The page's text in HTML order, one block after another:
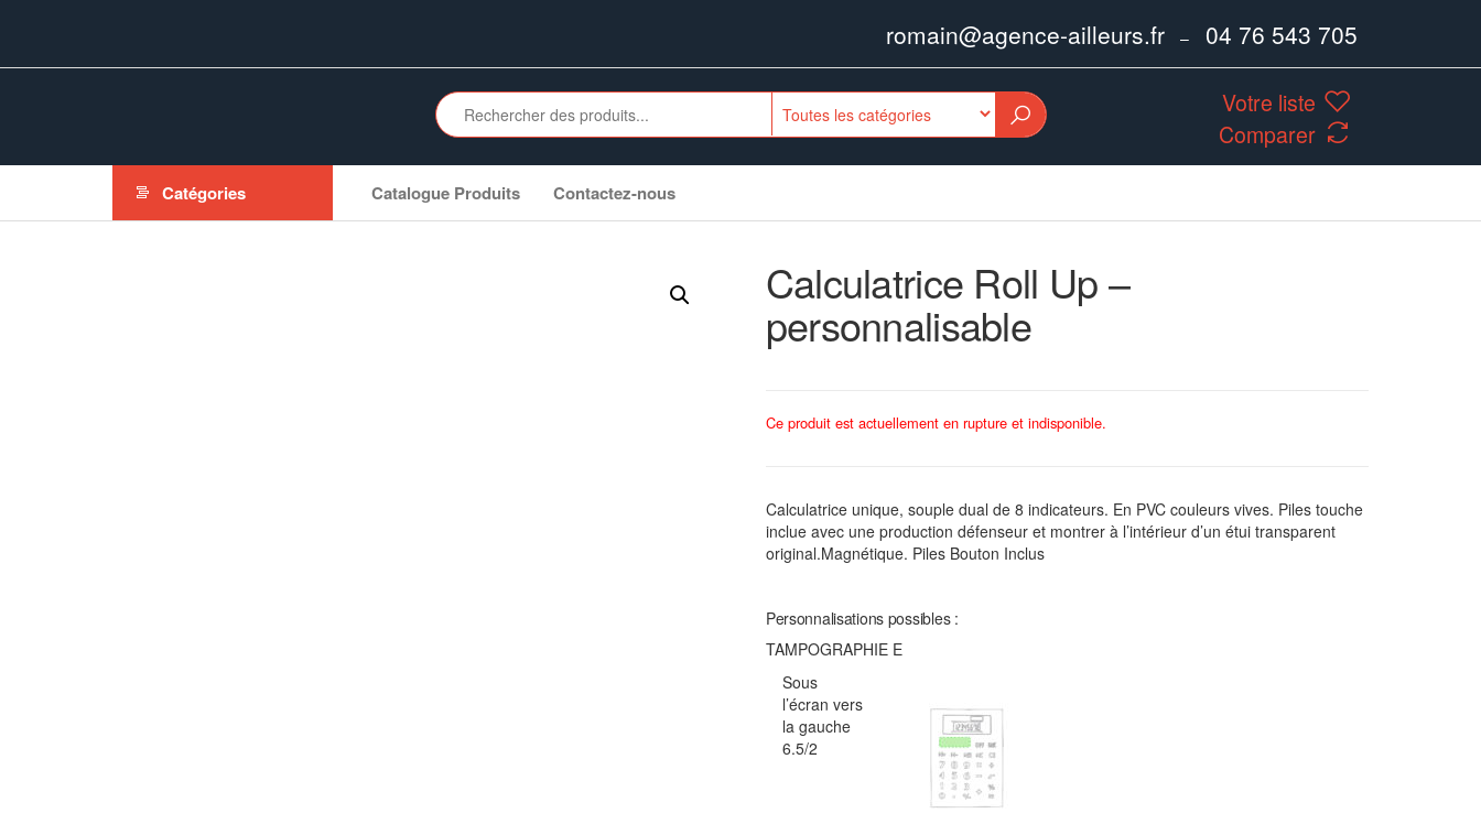
romain@agence-ailleurs.fr – 04 76 543 705
Votre liste
Comparer
Catégories Catalogue Produits Contactez-nous
Calculatrice Roll Up –
personnalisable
Ce produit est actuellement en rupture et indisponible.
Calculatrice unique, souple dual de 8 indicateurs. En PVC couleurs vives. Piles touche
inclue avec une production défenseur et montrer à l’intérieur d’un étui transparent
original.Magnétique. Piles Bouton Inclus
Personnalisations possibles :
TAMPOGRAPHIE E
Sous
l’écran vers
la gauche
6.5/2